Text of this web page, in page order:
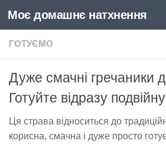
Skip to content
Моє домашнє натхнення
ГОТУЄМО
Дуже смачні гречаники
Готуйте відразу
Ця страва відноситься до
корисна, смачна і дуже просто